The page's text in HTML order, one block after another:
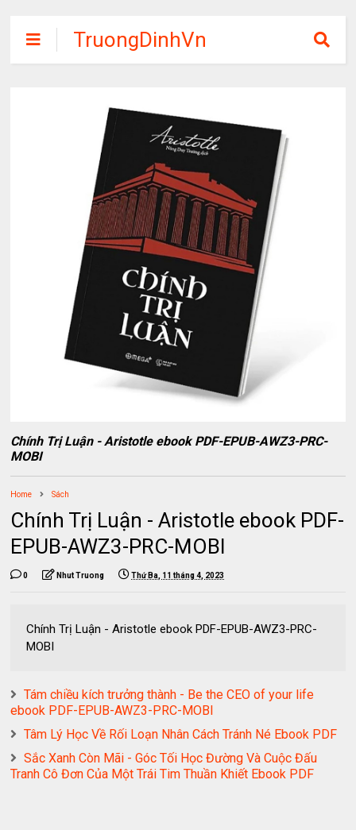
TruongDinhVn
Chia sẽ ebook,
phần mềm học
tập miễn phí
Chính Trị Luận - Aristotle ebook PDF-EPUB-AWZ3-PRC-
MOBI
Home Sách
Chính Trị Luận - Aristotle ebook PDF-
EPUB-AWZ3-PRC-MOBI
0 Nhut Truong Thứ Ba, 11 tháng 4, 2023
Chính Trị Luận - Aristotle ebook PDF-EPUB-AWZ3-PRC-
MOBI
Tám chiều kích trưởng thành - Be the CEO of your life
ebook PDF-EPUB-AWZ3-PRC-MOBI
Tâm Lý Học Về Rối Loạn Nhân Cách Tránh Né Ebook PDF
Sắc Xanh Còn Mãi - Góc Tối Học Đường Và Cuộc Đấu
Tranh Cô Đơn Của Một Trái Tim Thuần Khiết Ebook PDF